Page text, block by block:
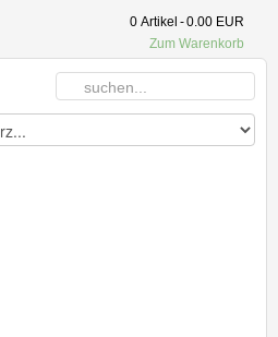
0 Artikel -0.00 EUR
Zum Warenkorb